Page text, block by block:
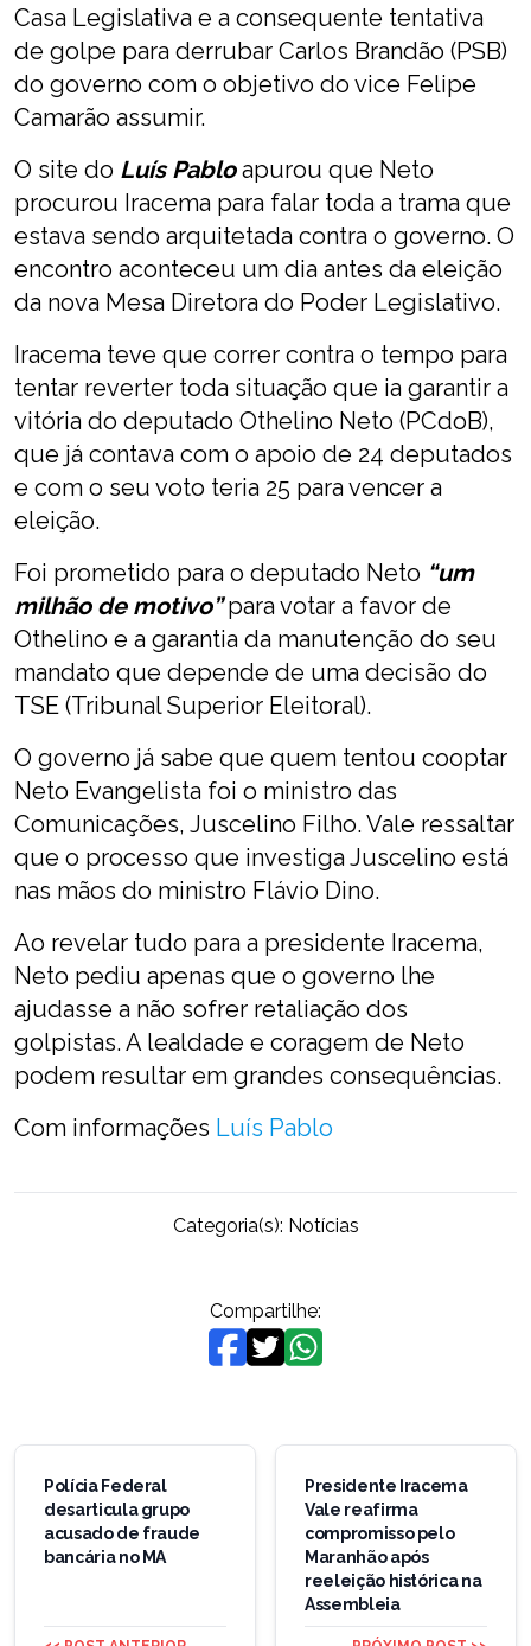
Casa Legislativa e a consequente tentativa
de golpe para derrubar Carlos Brandão (PSB)
do governo com o objetivo do vice Felipe
Camarão assumir.
O site do Luís Pabloapurou que Neto
procurou Iracema para falar toda a trama que
estava sendo arquitetada contra o governo. O
encontro aconteceu um dia antes da eleição
da nova Mesa Diretora do Poder Legislativo.
Iracema teve que correr contra o tempo para
tentar reverter toda situação que ia garantir a
vitória do deputado Othelino Neto (PCdoB),
que já contava com o apoio de 24 deputados
e com o seu voto teria 25 para vencer a
eleição.
Foi prometido para o deputado Neto “um
milhão de motivo”para votar a favor de
Othelino e a garantia da manutenção do seu
mandato que depende de uma decisão do
TSE (Tribunal Superior Eleitoral).
O governo já sabe que quem tentou cooptar
Neto Evangelista foi o ministro das
Comunicações, Juscelino Filho. Vale ressaltar
que o processo que investiga Juscelino está
nas mãos do ministro Flávio Dino.
Ao revelar tudo para a presidente Iracema,
Neto pediu apenas que o governo lhe
ajudasse a não sofrer retaliação dos
golpistas. A lealdade e coragem de Neto
podem resultar em grandes consequências.
Com informações Luís Pablo
Categoria(s): Notícias
Compartilhe:
Navegação
Post
Polícia Federal
desarticula grupo
acusado de fraude
bancária no MA
Presidente Iracema
Vale reafirma
compromisso pelo
Maranhão após
reeleição histórica na
Assembleia